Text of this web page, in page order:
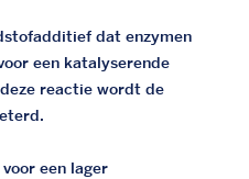
dat enzymen
een katalyserende
reactie wordt de
een lager